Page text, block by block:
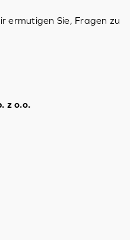
ermutigen Sie, Fragen zu
z o.o.